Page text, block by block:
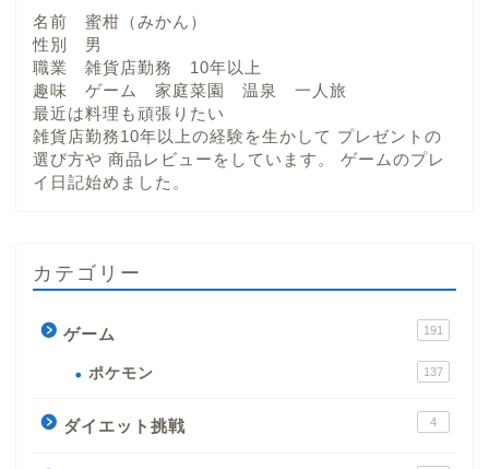
名前 蜜柑（みかん）
性別 男
職業 雑貨店勤務 10年以上
趣味 ゲーム 家庭菜園 温泉 一人旅
最近は料理も頑張りたい
雑貨店勤務10年以上の経験を生かして プレゼントの
選び方や 商品レビューをしています。 ゲームのプレ
イ日記始めました。
カテゴリー
ゲーム 191
ポケモン 137
ダイエット挑戦 4